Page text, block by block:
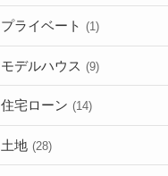
プライベート (1)
モデルハウス (9)
住宅ローン (14)
土地 (28)